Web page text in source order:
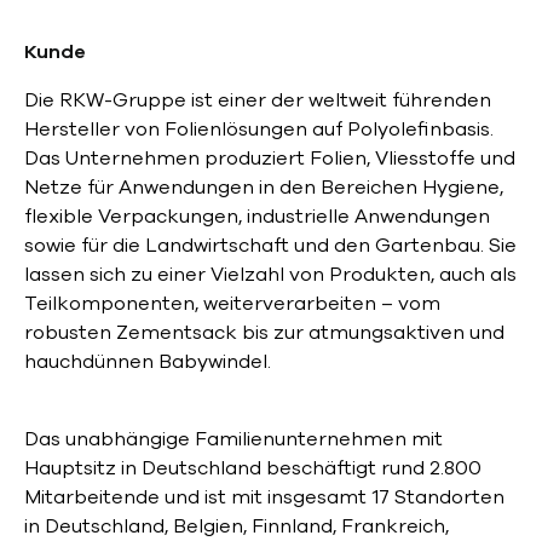
Kunde
Die RKW-Gruppe ist einer der weltweit führenden
Hersteller von Folienlösungen auf Polyolefinbasis.
Das Unternehmen produziert Folien, Vliesstoffe und
Netze für Anwendungen in den Bereichen Hygiene,
flexible Verpackungen, industrielle Anwendungen
sowie für die Landwirtschaft und den Gartenbau. Sie
lassen sich zu einer Vielzahl von Produkten, auch als
Teilkomponenten, weiterverarbeiten – vom
robusten Zementsack bis zur atmungsaktiven und
hauchdünnen Babywindel.
Das unabhängige Familienunternehmen mit
Hauptsitz in Deutschland beschäftigt rund 2.800
Mitarbeitende und ist mit insgesamt 17 Standorten
in Deutschland, Belgien, Finnland, Frankreich,